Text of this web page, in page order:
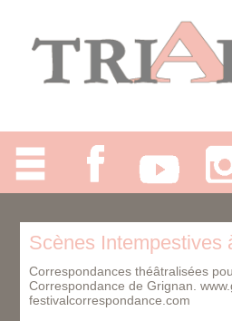
Scènes Intempestives
Correspondances théâtralisées
Correspondance de Grignan.
festivalcorrespondance.com